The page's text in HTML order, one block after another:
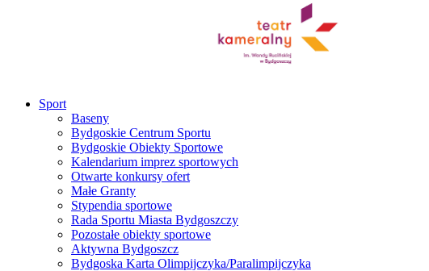
Sport
Baseny
Bydgoskie Centrum Sportu
Bydgoskie Obiekty Sportowe
Kalendarium imprez sportowych
Otwarte konkursy ofert
Małe Granty
Stypendia sportowe
Rada Sportu Miasta Bydgoszczy
Pozostałe obiekty sportowe
Aktywna Bydgoszcz
Bydgoska Karta Olimpijczyka/Paralimpijczyka